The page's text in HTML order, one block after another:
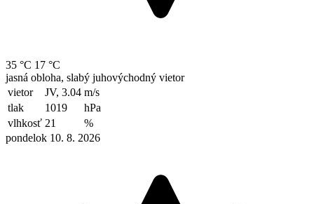
35 °C 17 °C
jasná obloha, slabý juhovýchodný vietor
vietor
JV, 3.04 m/s
tlak
1019
hPa
vlhkosť 21
%
pondelok 10. 8. 2026